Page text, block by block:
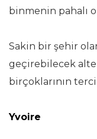
binmenin pahalı
Sakin bir şehir
geçirebilecek
birçoklarının
Yvoire